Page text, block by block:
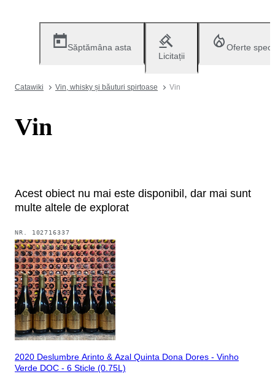
Săptămâna asta
Licitații
Oferte
Catawiki Vin, whisky și băuturi spirtoase Vin
Vin
Acest obiect nu mai este disponibil, dar mai sunt
multe altele de explorat
NR. 102716337
2020 Deslumbre Arinto & Azal Quinta Dona Dores - Vinho
Verde DOC - 6 Sticle (0.75L)